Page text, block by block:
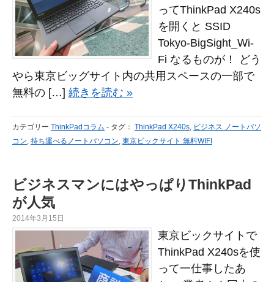
ってThinkPad X240s
を開くと SSID
Tokyo-BigSight_Wi-
Fi なるものが！ どう
やら東京ビッグサイト内の共用スペースの一部で
無料の […] 続きを読む »
カテゴリー ThinkPadコラム - タグ： ThinkPad X240s, ビジネス ノートパソ
コン, 持ち運べるノートパソコン, 東京ビックサイト 無料WIFI
ビジネスマンにはやっぱりThinkPad
が人気
2014年3月15日
東京ビックサイトで
ThinkPad X240sを使
って一仕事したあ